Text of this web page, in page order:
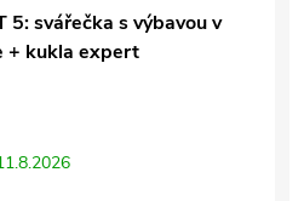
5: svářečka s výbavou v
+ kukla expert